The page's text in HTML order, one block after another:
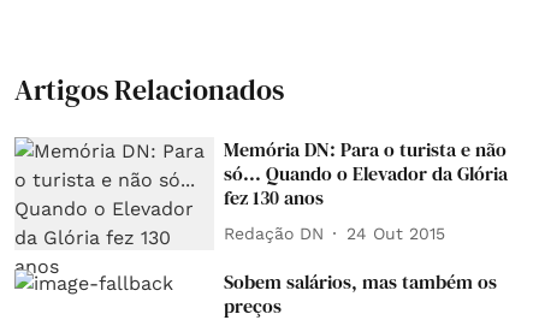
Artigos Relacionados
Memória DN: Para o turista e não
só... Quando o Elevador da Glória
fez 130 anos
Redação DN 24 Out 2015
Sobem salários, mas também os
preços